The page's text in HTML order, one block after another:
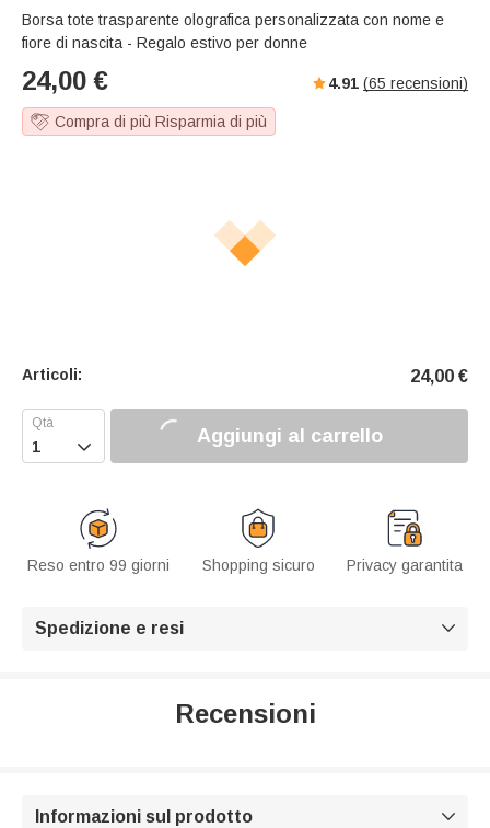
e
t
e
u
Borsa tote trasparente olografica personalizzata con nome e
fiore di nascita - Regalo estivo per donne
24,00 € 4.91 (65 recensioni)
Compra di più Risparmia di più
Articoli: 24,00 €
 Aggiungi al carrello
Reso entro 99 giorni Shopping sicuro Privacy garantita
Spedizione e resi 
Recensioni
Informazioni sul prodotto 